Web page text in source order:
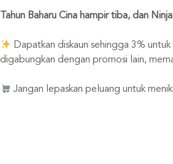
Tahun Baharu Cina hampir tiba, dan
Dapatkan diskaun sehingga 3%
digabungkan dengan promosi lain,
Jangan lepaskan peluang untuk